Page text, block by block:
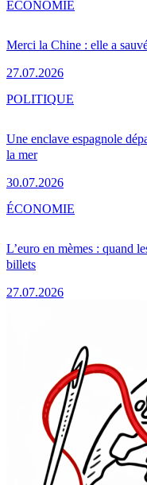
Merci la Chine : elle a
27.07.2026
ÉCONOMIE
Une enclave espagnole
la mer
30.07.2026
POLITIQUE
L’euro en mèmes : quand
billets
27.07.2026
ÉCONOMIE